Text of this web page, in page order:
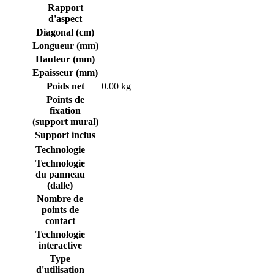
Rapport
d'aspect
Diagonal (cm)
Longueur (mm)
Hauteur (mm)
Epaisseur (mm)
Poids net
0.00 kg
Points de
fixation
(support mural)
Support inclus
Technologie
Technologie
du panneau
(dalle)
Nombre de
points de
contact
Technologie
interactive
Type
d'utilisation